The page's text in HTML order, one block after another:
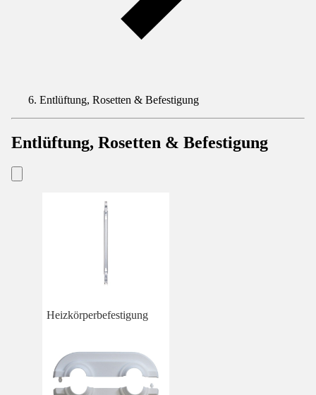
Entlüftung, Rosetten & Befestigung
Entlüftung, Rosetten & Befestigung
Heizkörperbefestigung